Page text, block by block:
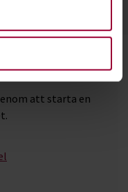
att starta en